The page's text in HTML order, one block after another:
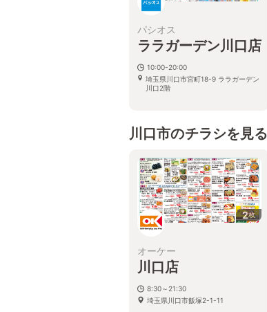
パシオス
ララガーデン川口店
10:00-20:00
埼玉県川口市宮町18-9 ララガーデン
川口2階
川口市のチラシを見る
2枚
オーケー
川口店
8:30～21:30
埼玉県川口市飯塚2-1-11